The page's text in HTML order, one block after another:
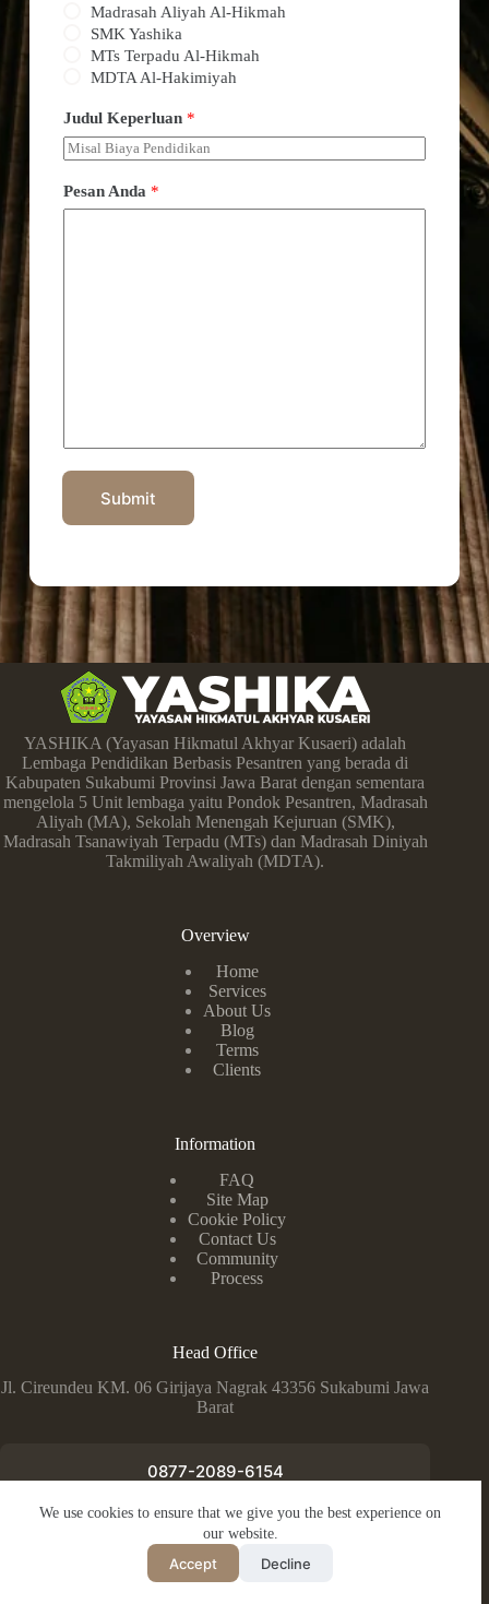
We use cookies to ensure that we give you the best experience on
our website.
Accept Decline
Madrasah Aliyah Al-Hikmah
SMK Yashika
MTs Terpadu Al-Hikmah
MDTA Al-Hakimiyah
Judul Keperluan *
Pesan Anda *
Submit
YASHIKA (Yayasan Hikmatul Akhyar Kusaeri) adalah
Lembaga Pendidikan Berbasis Pesantren yang berada di
Kabupaten Sukabumi Provinsi Jawa Barat dengan sementara
mengelola 5 Unit lembaga yaitu Pondok Pesantren, Madrasah
Aliyah (MA), Sekolah Menengah Kejuruan (SMK),
Madrasah Tsanawiyah Terpadu (MTs) dan Madrasah Diniyah
Takmiliyah Awaliyah (MDTA).
Overview
Home
Services
About Us
Blog
Terms
Clients
Information
FAQ
Site Map
Cookie Policy
Contact Us
Community
Process
Head Office
Jl. Cireundeu KM. 06 Girijaya Nagrak 43356 Sukabumi Jawa
Barat
0877-2089-6154
info@yashika.sch.id
Copyright © 2026 - Yayasan Hikmatul Akhyar Kusaeri